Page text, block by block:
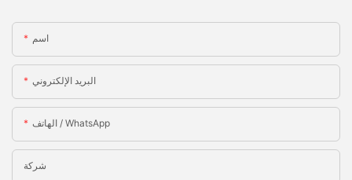
اسم
البريد الإلكتروني
الهاتف / WhatsApp
شركة